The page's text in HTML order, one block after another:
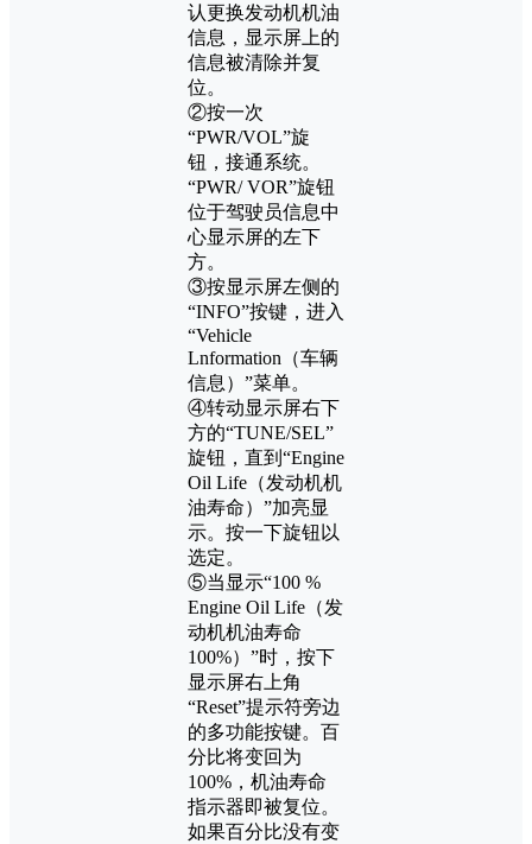
认更换发动机机油
信息，显示屏上的
信息被清除并复
位。
②按一次
“PWR/VOL”旋
钮，接通系统。
“PWR/ VOR”旋钮
位于驾驶员信息中
心显示屏的左下
方。
③按显示屏左侧的
“INFO”按键，进入
“Vehicle
Lnformation（车辆
信息）”菜单。
④转动显示屏右下
方的“TUNE/SEL”
旋钮，直到“Engine
Oil Life（发动机机
油寿命）”加亮显
示。按一下旋钮以
选定。
⑤当显示“100 %
Engine Oil Life（发
动机机油寿命
100%）”时，按下
显示屏右上角
“Reset”提示符旁边
的多功能按键。百
分比将变回为
100%，机油寿命
指示器即被复位。
如果百分比没有变